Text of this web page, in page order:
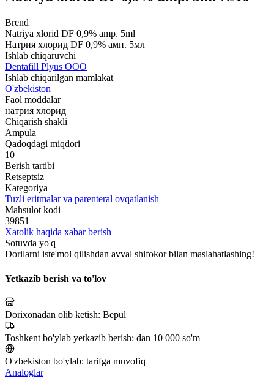
Brend
Natriya xlorid DF 0,9% amp. 5ml
Натрия хлорид DF 0,9% амп. 5мл
Ishlab chiqaruvchi
Dentafill Plyus OOO
Ishlab chiqarilgan mamlakat
O'zbekiston
Faol moddalar
натрия хлорид
Chiqarish shakli
Ampula
Qadoqdagi miqdori
10
Berish tartibi
Retseptsiz
Kategoriya
Tuzli eritmalar va parenteral ovqatlanish
Mahsulot kodi
39851
Xatolik haqida xabar berish
Sotuvda yo'q
Dorilarni iste'mol qilishdan avval shifokor bilan maslahatlashing!
Yetkazib berish va to'lov
Dorixonadan olib ketish: Bepul
Toshkent bo'ylab yetkazib berish: dan 10 000 so'm
O'zbekiston bo'ylab: tarifga muvofiq
Analoglar